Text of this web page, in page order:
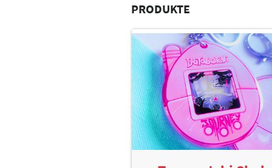
PRODUKTE